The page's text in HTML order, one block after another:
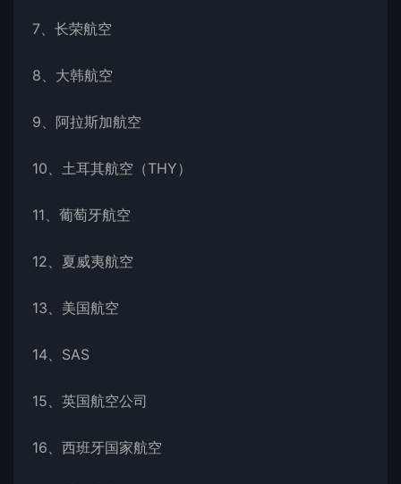
7、长荣航空
8、大韩航空
9、阿拉斯加航空
10、土耳其航空（THY）
11、葡萄牙航空
12、夏威夷航空
13、美国航空
14、SAS
15、英国航空公司
16、西班牙国家航空